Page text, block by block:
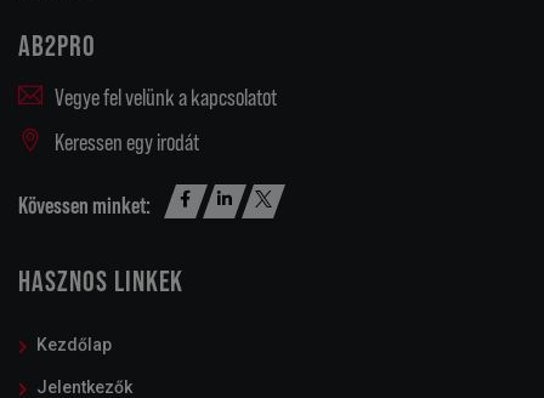
AB2PRO
Vegye fel velünk a kapcsolatot
Keressen egy irodát
Kövessen minket:
HASZNOS LINKEK
Kezdőlap
Jelentkezők